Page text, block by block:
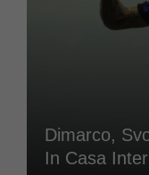
Dimarco,
In Casa Inter